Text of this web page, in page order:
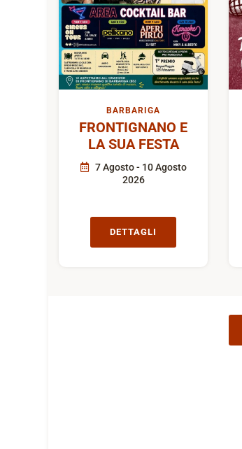
BARBARIGA
FRONTIGNANO E
LA SUA FESTA
7 Agosto - 10 Agosto
2026
DETTAGLI